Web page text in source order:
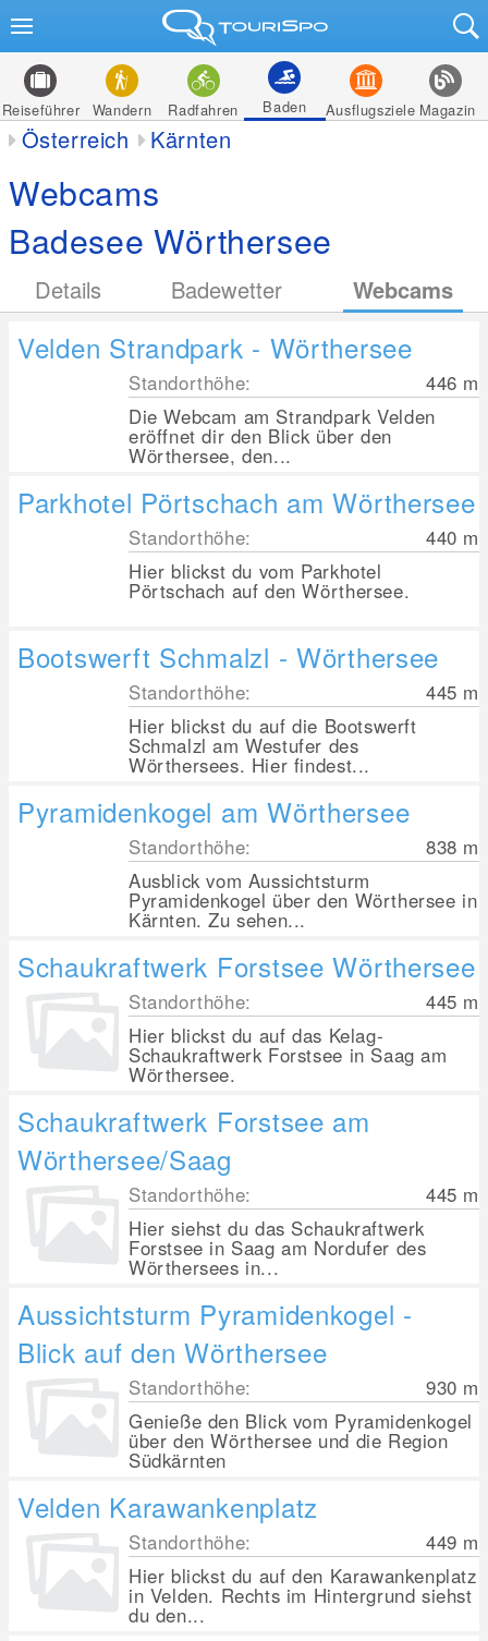
Reiseführer Wandern Radfahren Baden Ausflugsziele Magazin
Österreich Kärnten
Webcams
Badesee Wörthersee
Details Badewetter Webcams
Velden Strandpark - Wörthersee
Standorthöhe: 446 m
Die Webcam am Strandpark Velden
eröffnet dir den Blick über den
Wörthersee, den...
Parkhotel Pörtschach am Wörthersee
Standorthöhe: 440 m
Hier blickst du vom Parkhotel
Pörtschach auf den Wörthersee.
Bootswerft Schmalzl - Wörthersee
Standorthöhe: 445 m
Hier blickst du auf die Bootswerft
Schmalzl am Westufer des
Wörthersees. Hier findest...
Pyramidenkogel am Wörthersee
Standorthöhe: 838 m
Ausblick vom Aussichtsturm
Pyramidenkogel über den Wörthersee in
Kärnten. Zu sehen...
Schaukraftwerk Forstsee Wörthersee
Standorthöhe: 445 m
Hier blickst du auf das Kelag-
Schaukraftwerk Forstsee in Saag am
Wörthersee.
Schaukraftwerk Forstsee am
Wörthersee/Saag
Standorthöhe: 445 m
Hier siehst du das Schaukraftwerk
Forstsee in Saag am Nordufer des
Wörthersees in...
Aussichtsturm Pyramidenkogel -
Blick auf den Wörthersee
Standorthöhe: 930 m
Genieße den Blick vom Pyramidenkogel
über den Wörthersee und die Region
Südkärnten
Velden Karawankenplatz
Standorthöhe: 449 m
Hier blickst du auf den Karawankenplatz
in Velden. Rechts im Hintergrund siehst
du den...